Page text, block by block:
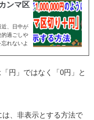
ンマ区
近、日中が
的過ごしや
れないよ
円」ではなく「0円」と
、非表示とする方法で